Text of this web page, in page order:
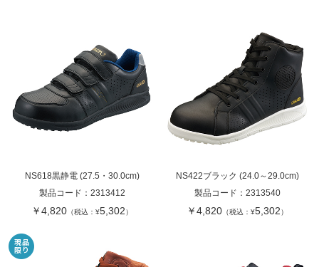
NS618黒静電 (27.5・30.0cm)
製品コード： 2313412
￥4,820 （税込：¥5,302）
NS422ブラック (24.0～29.0cm)
製品コード： 2313540
￥4,820 （税込：¥5,302）